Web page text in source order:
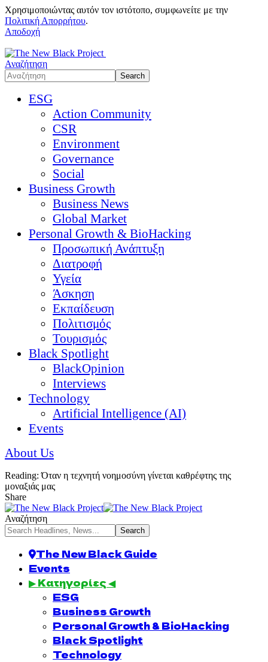
Χρησιμοποιώντας αυτόν τον ιστότοπο, συμφωνείτε με την
Πολιτική Απορρήτου.
Αποδοχή
Αναζήτηση
ESG
Action Community
CSR
Environment
Governance
Social
Business Growth
Business News
Global Market
Personal Growth & BioHacking
Προσωπική Ανάπτυξη
Διατροφή
Υγεία
Άσκηση
Εκπαίδευση
Πολιτισμός
Τουρισμός
Black Spotlight
BlackOpinion
Interviews
Technology
Artificial Intelligence (AI)
Events
About Us
Reading: Όταν η τεχνητή νοημοσύνη γίνεται καθρέφτης της
μοναξιάς μας
Share
Αναζήτηση
The New Black Guide
Events
▶ Κατηγορίες ◀
ESG
Business Growth
Personal Growth & BioHacking
Black Spotlight
Technology